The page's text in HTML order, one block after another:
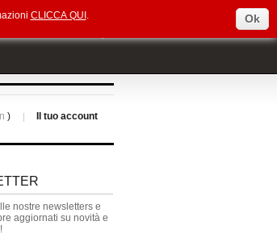
Il tuo account
)
nostre newsletters e
aggiornati su novità e
CLICCA QUI . Ok